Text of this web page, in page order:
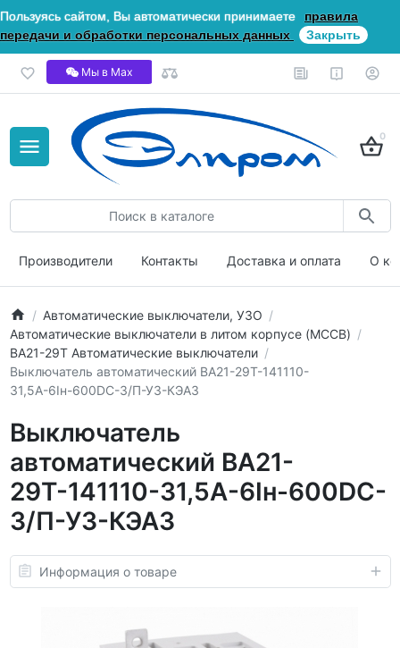
Пользуясь сайтом, Вы автоматически принимаете
правила
передачи и обработки персональных данных
Закрыть
Мы в Мах
0
Производители Контакты Доставка и оплата О
Автоматические выключатели, УЗО
Автоматические выключатели в литом корпусе (MCCB)
ВА21-29Т Автоматические выключатели
Выключатель автоматический ВА21-29Т-141110-
31,5А-6Iн-600DC-З/П-У3-КЭАЗ
Выключатель
автоматический ВА21-
29Т-141110-31,5А-6Iн-600DC-
З/П-У3-КЭАЗ
Информация о товаре